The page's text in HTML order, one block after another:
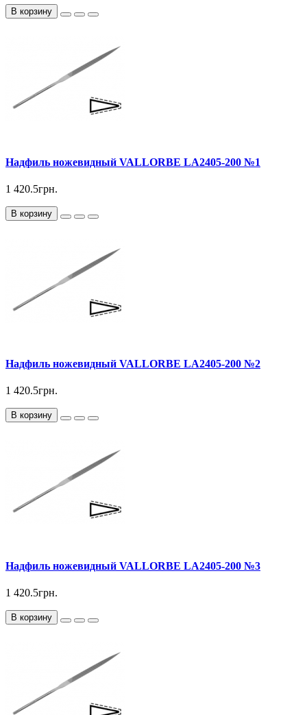
В корзину
Надфиль ножевидный VALLORBE LА2405-200 №1
1 420.5грн.
В корзину
Надфиль ножевидный VALLORBE LА2405-200 №2
1 420.5грн.
В корзину
Надфиль ножевидный VALLORBE LА2405-200 №3
1 420.5грн.
В корзину